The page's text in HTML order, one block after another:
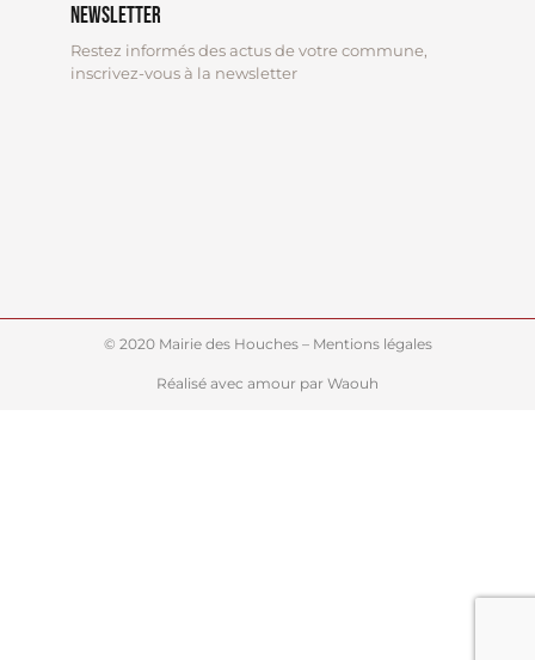
Newsletter
Restez informés des actus de votre commune,
inscrivez-vous à la newsletter
© 2020 Mairie des Houches – Mentions légales
Réalisé avec amour par Waouh